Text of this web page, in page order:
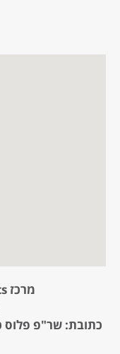
מרכז ME - Mental Experts,